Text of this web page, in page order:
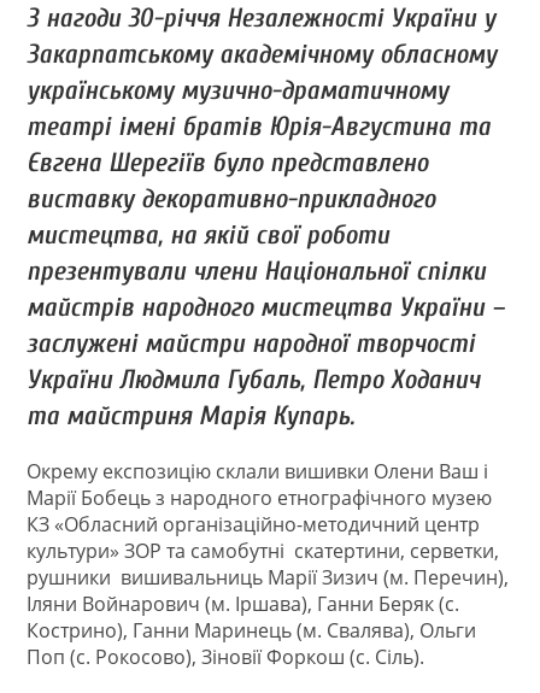
З нагоди 30-річчя Незалежності України у
Закарпатському академічному обласному
українському музично-драматичному
театрі імені братів Юрія-Августина та
Євгена Шерегіїв було представлено
виставку декоративно-прикладного
мистецтва, на якій свої роботи
презентували члени Національної спілки
майстрів народного мистецтва України –
заслужені майстри народної творчості
України Людмила Губаль, Петро Ходанич
та майстриня Марія Купарь.
Окрему експозицію склали вишивки Олени Ваш і
Марії Бобець з народного етнографічного музею
КЗ «Обласний організаційно-методичний центр
культури» ЗОР та самобутні скатертини, серветки,
рушники вишивальниць Марії Зизич (м. Перечин),
Іляни Войнарович (м. Іршава), Ганни Беряк (с.
Кострино), Ганни Маринець (м. Свалява), Ольги
Поп (с. Рокосово), Зіновії Форкош (с. Сіль).